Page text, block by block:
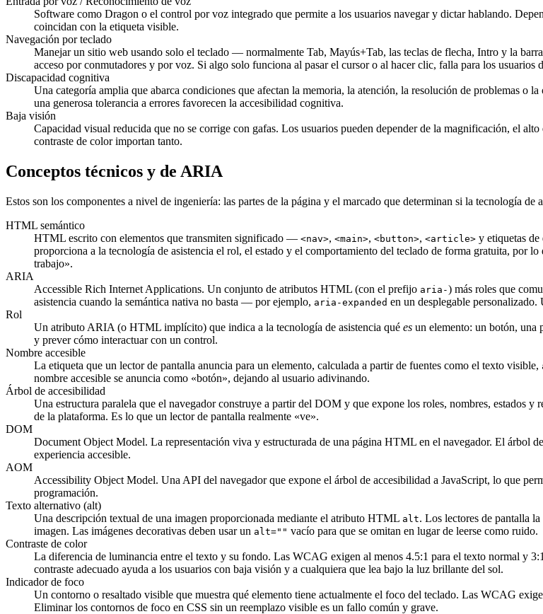
Software como Dragon o el control por voz integrado que permite a los usuarios navegar y dictar hablando.
coincidan con la etiqueta visible.
Navegación por teclado
Manejar un sitio web usando solo el teclado — normalmente Tab, Mayús+Tab, las teclas de flecha, Intro y la
acceso por conmutadores y por voz. Si algo solo funciona al pasar el cursor o al hacer clic, falla para los usuarios
Discapacidad cognitiva
Una categoría amplia que abarca condiciones que afectan la memoria, la atención, la resolución de problemas o
una generosa tolerancia a errores favorecen la accesibilidad cognitiva.
Baja visión
Capacidad visual reducida que no se corrige con gafas. Los usuarios pueden depender de la magnificación, el
contraste de color importan tanto.
Conceptos técnicos y de ARIA
Estos son los componentes a nivel de ingeniería: las partes de la página y el marcado que determinan si la tecnología de
HTML semántico
HTML escrito con elementos que transmiten significado — <nav>, <main>, <button>, <article> y etiquetas
proporciona a la tecnología de asistencia el rol, el estado y el comportamiento del teclado de forma gratuita, por
trabajo».
ARIA
Accessible Rich Internet Applications. Un conjunto de atributos HTML (con el prefijo aria-) más roles que
asistencia cuando la semántica nativa no basta — por ejemplo, aria-expanded en un desplegable
Rol
Un atributo ARIA (o HTML implícito) que indica a la tecnología de asistencia qué es un elemento: un botón, una
y prever cómo interactuar con un control.
Nombre accesible
La etiqueta que un lector de pantalla anuncia para un elemento, calculada a partir de fuentes como el texto visible,
nombre accesible se anuncia como «botón», dejando al usuario adivinando.
Árbol de accesibilidad
Una estructura paralela que el navegador construye a partir del DOM y que expone los roles, nombres, estados
de la plataforma. Es lo que un lector de pantalla realmente «ve».
DOM
Document Object Model. La representación viva y estructurada de una página HTML en el navegador. El árbol
experiencia accesible.
AOM
Accessibility Object Model. Una API del navegador que expone el árbol de accesibilidad a JavaScript, lo que
programación.
Texto alternativo (alt)
Una descripción textual de una imagen proporcionada mediante el atributo HTML alt. Los lectores de pantalla
imagen. Las imágenes decorativas deben usar un alt="" vacío para que se omitan en lugar de leerse como ruido.
Contraste de color
La diferencia de luminancia entre el texto y su fondo. Las WCAG exigen al menos 4.5:1 para el texto normal y
contraste adecuado ayuda a los usuarios con baja visión y a cualquiera que lea bajo la luz brillante del sol.
Indicador de foco
Un contorno o resaltado visible que muestra qué elemento tiene actualmente el foco del teclado. Las WCAG
Eliminar los contornos de foco en CSS sin un reemplazo visible es un fallo común y grave.